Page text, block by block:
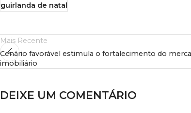
guirlanda de natal
Mais Recente
Cenário favorável estimula o fortalecimento do
imobiliário
DEIXE UM COMENTÁRIO